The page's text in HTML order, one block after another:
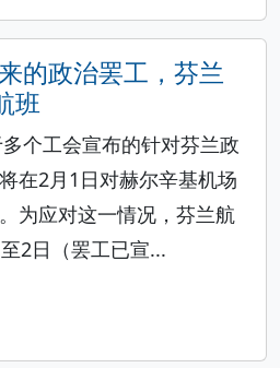
的政治罢工，芬兰
班
个工会宣布的针对芬兰政
在2月1日对赫尔辛基机场
为应对这一情况，芬兰航
2日（罢工已宣...